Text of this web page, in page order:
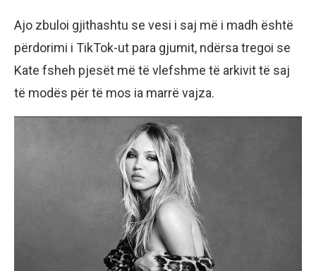
Ajo zbuloi gjithashtu se vesi i saj më i madh është
përdorimi i TikTok-ut para gjumit, ndërsa tregoi se
Kate fsheh pjesët më të vlefshme të arkivit të saj
të modës për të mos ia marrë vajza.